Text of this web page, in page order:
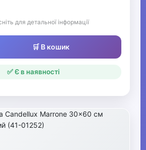
для детальної інформації
🛒 В кошик
✅ Є в наявності